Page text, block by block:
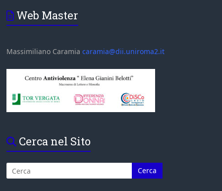
Web Master
Massimiliano Caramiacaramia@dii.uniroma2.it
Cerca nel Sito